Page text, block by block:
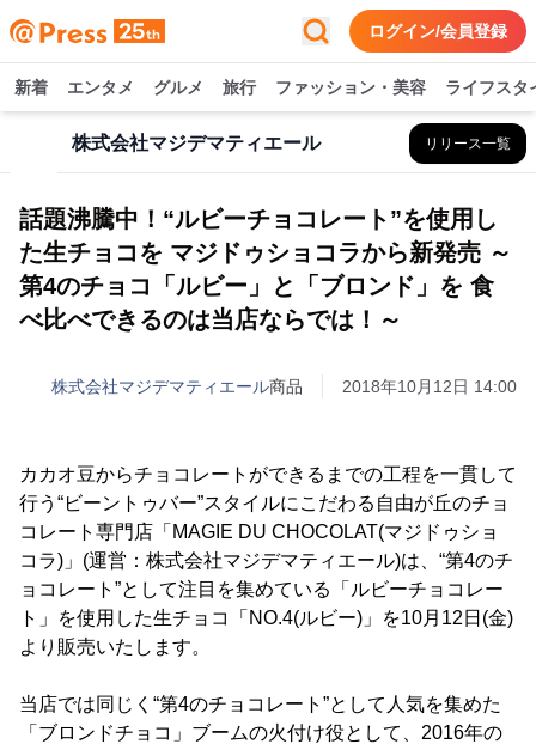
ログイン/会員登録
新着 エンタメ グルメ 旅行 ファッション・美容 ライフスタ
株式会社マジデマティエール リリース一覧
話題沸騰中！“ルビーチョコレート”を使用し
た生チョコを マジドゥショコラから新発売 ～
第4のチョコ「ルビー」と「ブロンド」を 食
べ比べできるのは当店ならでは！～
株式会社マジデマティエール商品 2018年10月12日 14:00
カカオ豆からチョコレートができるまでの工程を一貫して
行う“ビーントゥバー”スタイルにこだわる自由が丘のチョ
コレート専門店「MAGIE DU CHOCOLAT(マジドゥショ
コラ)」(運営：株式会社マジデマティエール)は、“第4のチ
ョコレート”として注目を集めている「ルビーチョコレー
ト」を使用した生チョコ「NO.4(ルビー)」を10月12日(金)
より販売いたします。
当店では同じく“第4のチョコレート”として人気を集めた
「ブロンドチョコ」ブームの火付け役として、2016年の